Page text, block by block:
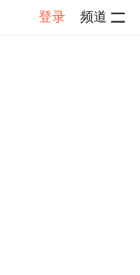
登录 频道